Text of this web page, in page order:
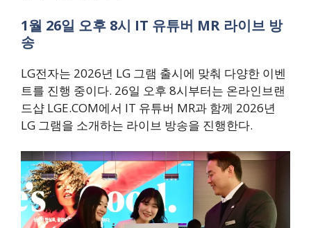
1월 26일 오후 8시 IT 유튜버 MR 라이브 방
송
LG전자는 2026년 LG 그램 출시에 맞춰 다양한 이벤
트를 진행 중이다. 26일 오후 8시부터는 온라인브랜
드샵 LGE.COM에서 IT 유튜버 MR과 함께 2026년
LG 그램을 소개하는 라이브 방송을 진행한다.